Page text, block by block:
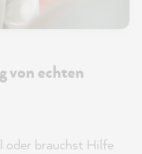
von echten
oder brauchst Hilfe